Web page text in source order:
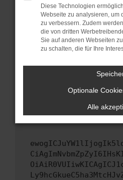
sind.
Veraltete Software birgt
Sicherheitsrisiko,
führen, dass bestimmte
unterstützt werden.
Wende dich an den
Wenn du alle oben
hast, kontaktiere uns
versuchen, das Problem
uns diesen Text
Diese Technologien
Webseite zu analysieren, um
zu verbessern. Zudem
die von dritten
Sie auf anderen Webseiten
zu schalten, die für Ihre
Optionale
Alle